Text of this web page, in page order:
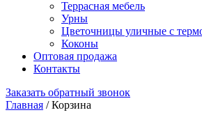
Террасная мебель
Урны
Цветочницы уличные с
Коконы
Оптовая продажа
Контакты
Заказать обратный звонок
Главная /Корзина